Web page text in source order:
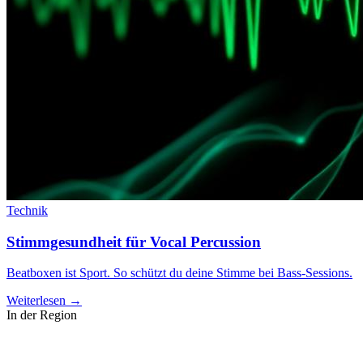
Technik
Stimmgesundheit für Vocal Percussion
Beatboxen ist Sport. So schützt du deine Stimme bei Bass-Sessions.
Weiterlesen →
In der Region